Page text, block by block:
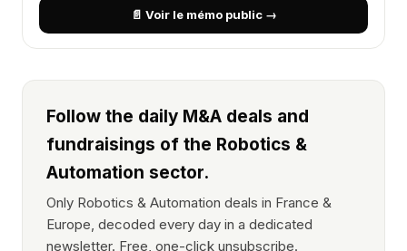
📄 Voir le mémo public →
Follow the daily M&A deals and
fundraisings of the Robotics &
Automation sector.
Only Robotics & Automation deals in France &
Europe, decoded every day in a dedicated
newsletter. Free, one-click unsubscribe.